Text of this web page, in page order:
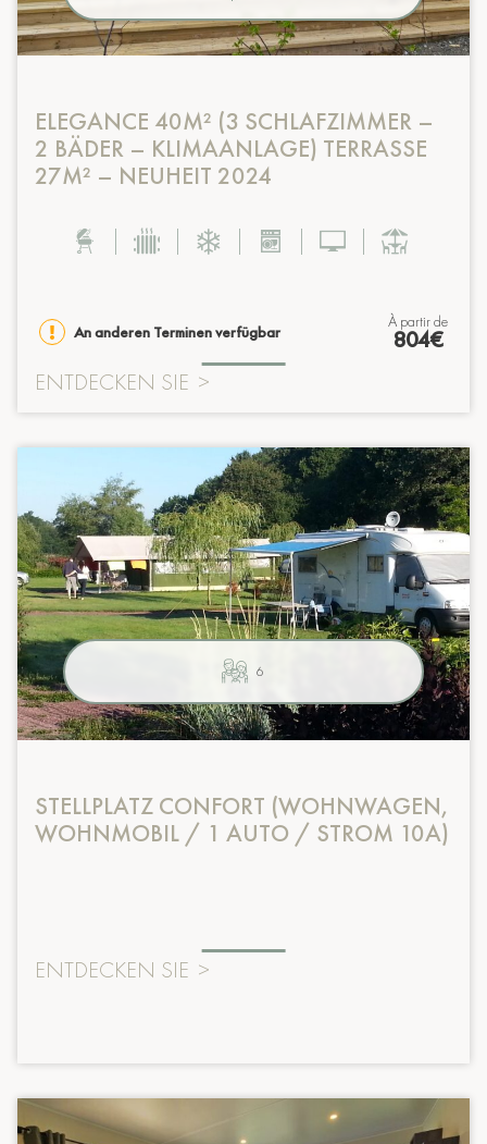
ELEGANCE 40M² (3 SCHLAFZIMMER –
2 BÄDER – KLIMAANLAGE) TERRASSE
27M² – NEUHEIT 2024
An anderen Terminen verfügbar
à partir de
804€
ENTDECKEN SIE >
6
STELLPLATZ CONFORT (WOHNWAGEN,
WOHNMOBIL / 1 AUTO / STROM 10A)
ENTDECKEN SIE >